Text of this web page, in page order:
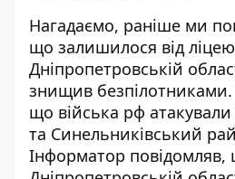
Нагадаємо, раніше ми
що залишилося від
Дніпропетровській
знищив безпілотниками
що війська рф
та Синельниківський
Інформатор повідомляв,